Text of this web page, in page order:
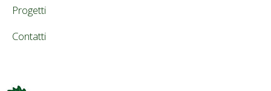
Progetti
Contatti